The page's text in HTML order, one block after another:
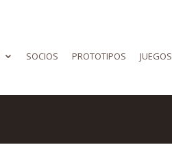
SOCIOS PROTOTIPOS JUEGOS